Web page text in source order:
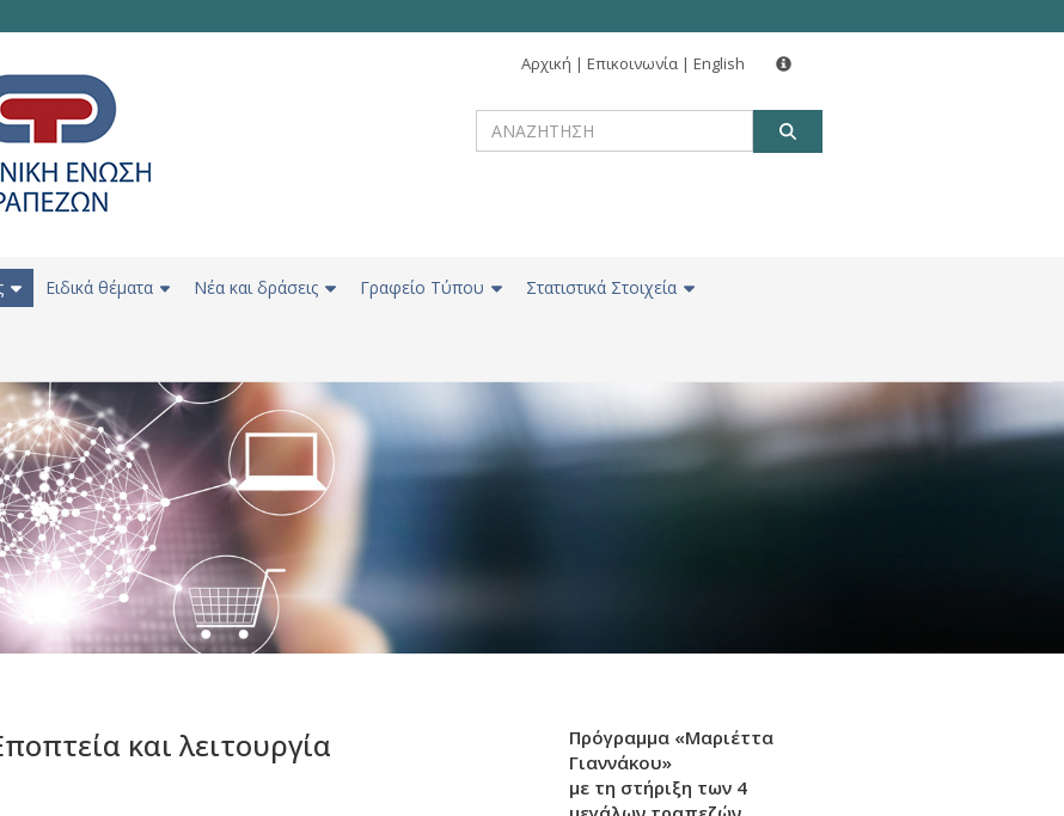
Αρχική | Επικοινωνία | English
Ειδικά θέματα Νέα και δράσεις Γραφείο Τύπου Στατιστικά Στοιχεία
και λειτουργία
Πρόγραμμα «Μαριέττα
Γιαννάκου»
με τη στήριξη των 4